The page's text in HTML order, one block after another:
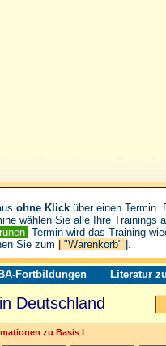
Fortbildungen Literatur
Deutschland
zu Basis I
ohne Klick über einen Termin.
wählen Sie alle Ihre Trainings
Termin wird das Training
Sie zum
| "Warenkorb" | .